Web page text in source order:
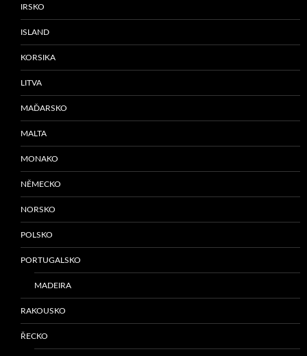
IRSKO
ISLAND
KORSIKA
LITVA
MAĎARSKO
MALTA
MONAKO
NĚMECKO
NORSKO
POLSKO
PORTUGALSKO
MADEIRA
RAKOUSKO
ŘECKO